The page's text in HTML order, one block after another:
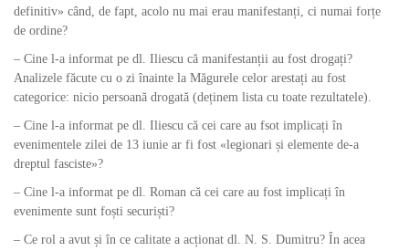
definitiv» când, de fapt, acolo nu mai erau manifestanți, ci numai forțe
de ordine?
– Cine l-a informat pe dl. Iliescu că manifestanții au fost drogați?
Analizele făcute cu o zi înainte la Măgurele celor arestați au fost
categorice: nicio persoană drogată (deținem lista cu toate rezultatele).
– Cine l-a informat pe dl. Iliescu că cei care au fsot implicați în
evenimentele zilei de 13 iunie ar fi fost «legionari și elemente de-a
dreptul fasciste»?
– Cine l-a informat pe dl. Roman că cei care au fost implicați în
evenimente sunt foști securiști?
– Ce rol a avut și în ce calitate a acționat dl. N. S. Dumitru? În acea